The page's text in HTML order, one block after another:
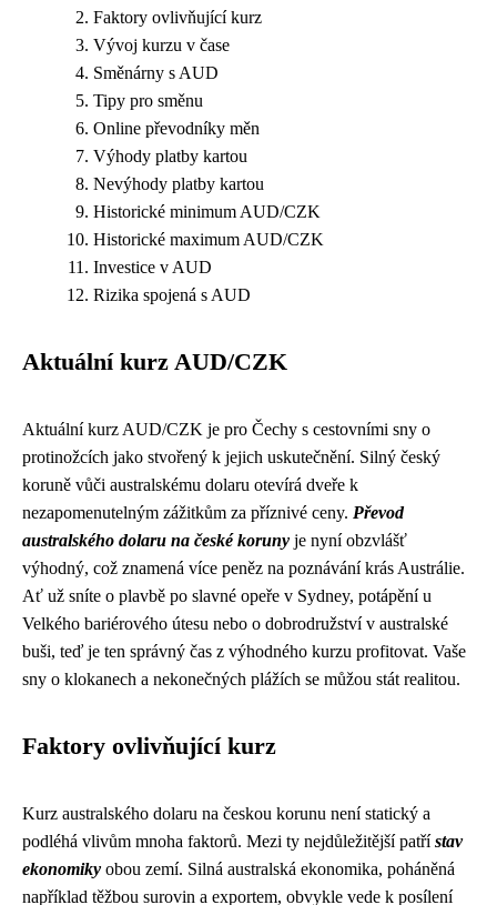
Faktory ovlivňující kurz
Vývoj kurzu v čase
Směnárny s AUD
Tipy pro směnu
Online převodníky měn
Výhody platby kartou
Nevýhody platby kartou
Historické minimum AUD/CZK
Historické maximum AUD/CZK
Investice v AUD
Rizika spojená s AUD
Aktuální kurz AUD/CZK
Aktuální kurz AUD/CZK je pro Čechy s cestovními sny o
protinožcích jako stvořený k jejich uskutečnění. Silný český
koruně vůči australskému dolaru otevírá dveře k
nezapomenutelným zážitkům za příznivé ceny. Převod
australského dolaru na české koruny je nyní obzvlášť
výhodný, což znamená více peněz na poznávání krás Austrálie.
Ať už sníte o plavbě po slavné opeře v Sydney, potápění u
Velkého bariérového útesu nebo o dobrodružství v australské
buši, teď je ten správný čas z výhodného kurzu profitovat. Vaše
sny o klokanech a nekonečných plážích se můžou stát realitou.
Faktory ovlivňující kurz
Kurz australského dolaru na českou korunu není statický a
podléhá vlivům mnoha faktorů. Mezi ty nejdůležitější patřístav
ekonomiky obou zemí. Silná australská ekonomika, poháněná
například těžbou surovin a exportem, obvykle vede k posílení